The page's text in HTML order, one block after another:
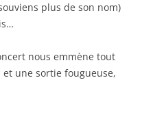
plus de son nom)
nous emmène tout
une sortie fougueuse,